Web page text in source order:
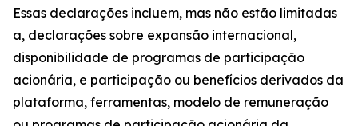
Essas declarações incluem, mas não estão limitadas
a, declarações sobre expansão internacional,
disponibilidade de programas de participação
acionária, e participação ou benefícios derivados da
plataforma, ferramentas, modelo de remuneração